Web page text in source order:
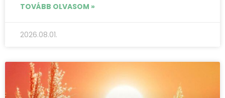
TOVÁBB OLVASOM »
2026.08.01.